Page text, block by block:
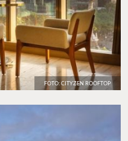
FOTO: CITYZEN ROOFTOP